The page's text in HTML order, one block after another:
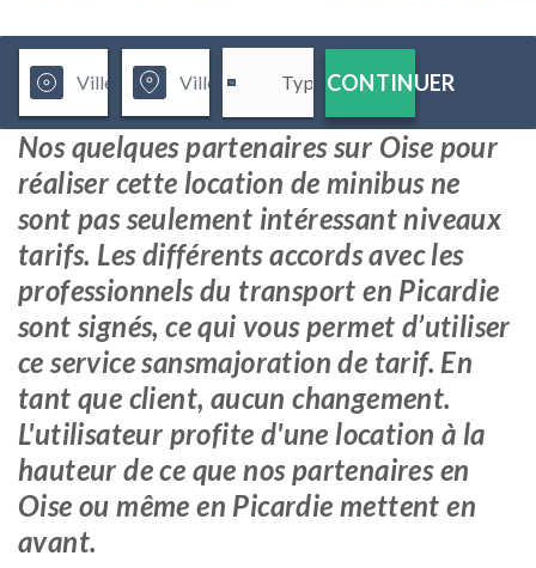
CONTINUER
Nos quelques partenaires sur Oise pour
réaliser cette location de minibus ne
sont pas seulement intéressant niveaux
tarifs. Les différents accords avec les
professionnels du transport en Picardie
sont signés, ce qui vous permet d’utiliser
ce service sansmajoration de tarif. En
tant que client, aucun changement.
L'utilisateur profite d'une location à la
hauteur de ce que nos partenaires en
Oise ou même en Picardie mettent en
avant.